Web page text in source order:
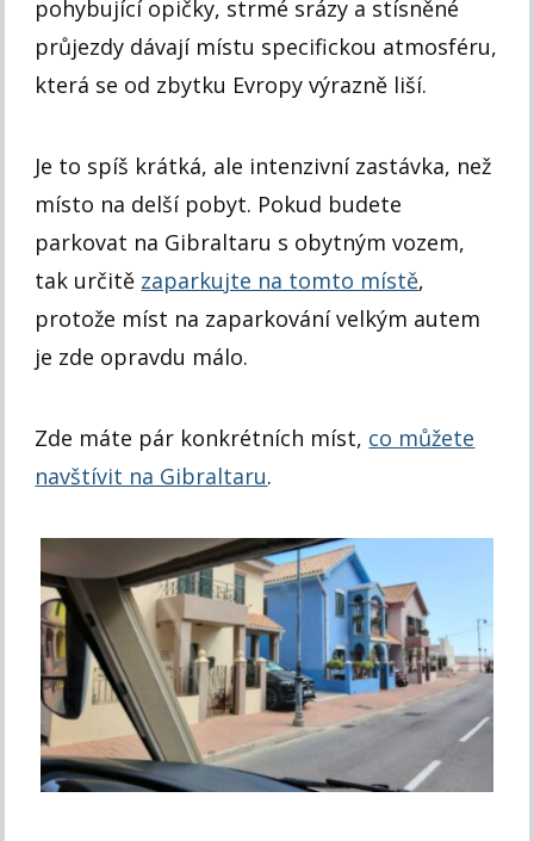
pohybující opičky, strmé srázy a stísněné
průjezdy dávají místu specifickou atmosféru,
která se od zbytku Evropy výrazně liší.
Je to spíš krátká, ale intenzivní zastávka, než
místo na delší pobyt. Pokud budete
parkovat na Gibraltaru s obytným vozem,
tak určitě zaparkujte na tomto místě,
protože míst na zaparkování velkým autem
je zde opravdu málo.
Zde máte pár konkrétních míst, co můžete
navštívit na Gibraltaru.